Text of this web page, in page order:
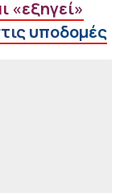
«εξηγεί»
υποδομές